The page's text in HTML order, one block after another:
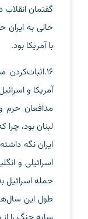
گفتمان
حالی به ایران
با آمریکا بود.
آمریکا و
مدافعان
لبنان بود، چرا
ایران نگه
اسرائیلی و
حمله اسرائیل
طول این